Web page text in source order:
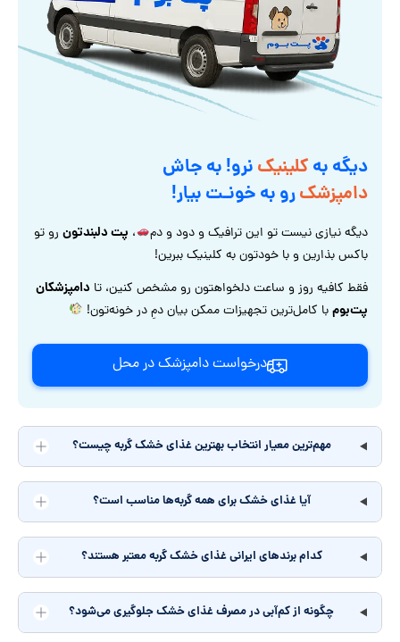
دیگه بهکلینیکنرو! به جاش
دامپزشکرو به خونـت بیار!
دیگه نیازی نیست تو این ترافیک و دود و دم ، پت دلبندتونرو تو
باکس بذارین و با خودتون به کلینیک ببرین!
فقط کافیه روز و ساعت دلخواهتون رو مشخص کنین، تا دامپزشکان
پت‌بومبا کامل‌ترین تجهیزات ممکن بیان دمِ در خونه‌تون!
درخواست دامپزشک در محل
مهم‌ترین معیار انتخاب بهترین غذای خشک گربه چیست؟
آیا غذای خشک برای همه گربه‌ها مناسب است؟
کدام برندهای ایرانی غذای خشک گربه معتبر هستند؟
چگونه از کم‌آبی در مصرف غذای خشک جلوگیری می‌شود؟